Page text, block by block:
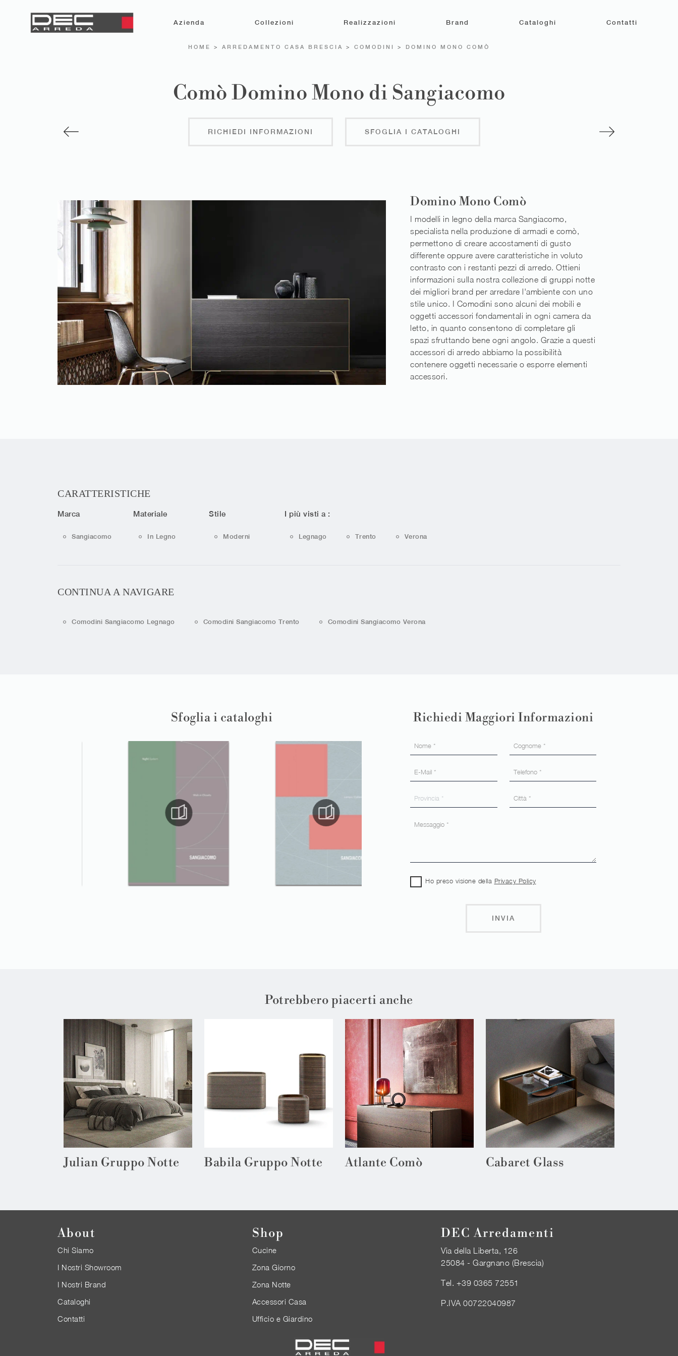
Azienda Collezioni Realizzazioni Brand Cataloghi Contatti
HOME > ARREDAMENTO CASA BRESCIA > COMODINI > DOMINO MONO COMÒ
Comò Domino Mono di Sangiacomo
RICHIEDI INFORMAZIONI SFOGLIA I CATALOGHI
Domino Mono Comò
I modelli in legno della marca Sangiacomo,
specialista nella produzione di armadi e comò,
permettono di creare accostamenti di gusto
differente oppure avere caratteristiche in voluto
contrasto con i restanti pezzi di arredo. Ottieni
informazioni sulla nostra collezione di gruppi notte
dei migliori brand per arredare l'ambiente con uno
stile unico. I Comodini sono alcuni dei mobili e
oggetti accessori fondamentali in ogni camera da
letto, in quanto consentono di completare gli
spazi sfruttando bene ogni angolo. Grazie a questi
accessori di arredo abbiamo la possibilità
contenere oggetti necessarie o esporre elementi
accessori.
CARATTERISTICHE
Marca
Sangiacomo
Materiale
In Legno
Stile
Moderni
I più visti a :
Legnago Trento Verona
CONTINUA A NAVIGARE
Comodini Sangiacomo Legnago Comodini Sangiacomo Trento Comodini Sangiacomo Verona
Sfoglia i cataloghi Richiedi Maggiori Informazioni
Ho preso visione della Privacy Policy
INVIA
Potrebbero piacerti anche
Julian Gruppo Notte Babila Gruppo Notte Atlante Comò Cabaret Glass
About
Chi Siamo
I Nostri Showroom
I Nostri Brand
Cataloghi
Contatti
Shop
Cucine
Zona Giorno
Zona Notte
Accessori Casa
Ufficio e Giardino
DEC Arredamenti
Via della Liberta, 126
25084 - Gargnano (Brescia)
Tel. +39 0365 72551
P.IVA 00722040987